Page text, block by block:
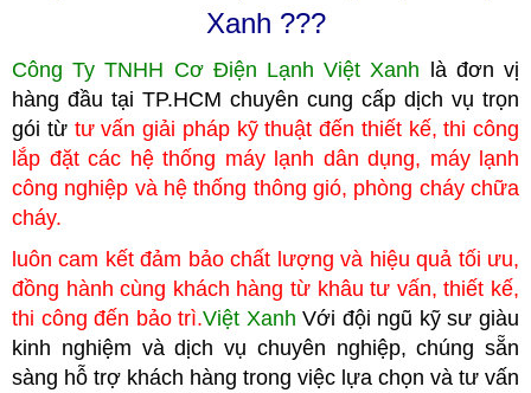
Xanh ???
Công Ty TNHH Cơ Điện Lạnh Việt Xanh là đơn vị
hàng đầu tại TP.HCM chuyên cung cấp dịch vụ trọn
gói từ tư vấn giải pháp kỹ thuật đến thiết kế, thi công
lắp đặt các hệ thống máy lạnh dân dụng, máy lạnh
công nghiệp và hệ thống thông gió, phòng cháy chữa
cháy.
luôn cam kết đảm bảo chất lượng và hiệu quả tối ưu,
đồng hành cùng khách hàng từ khâu tư vấn, thiết kế,
thi công đến bảo trì.Việt Xanh Với đội ngũ kỹ sư giàu
kinh nghiệm và dịch vụ chuyên nghiệp, chúng sẵn
sàng hỗ trợ khách hàng trong việc lựa chọn và tư vấn